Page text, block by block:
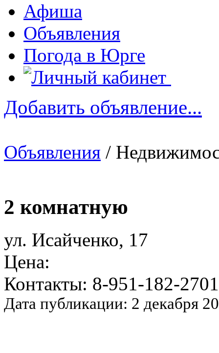
Афиша
Объявления
Погода в Юрге
Добавить объявление...
Объявления /
2 комнатную
ул. Исайченко, 17
Цена:
Контакты: 8-951-182-2701
Дата публикации: 2 декабря